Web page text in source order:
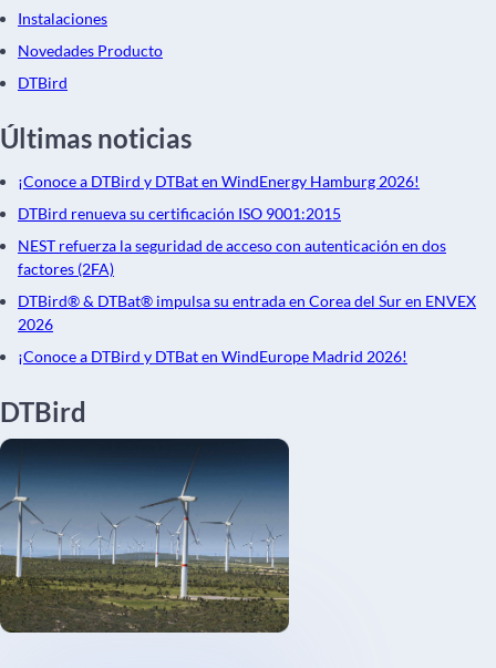
Instalaciones
Novedades Producto
DTBird
Últimas noticias
¡Conoce a DTBird y DTBat en WindEnergy Hamburg 2026!
DTBird renueva su certificación ISO 9001:2015
NEST refuerza la seguridad de acceso con autenticación en dos
factores (2FA)
DTBird® & DTBat® impulsa su entrada en Corea del Sur en ENVEX
2026
¡Conoce a DTBird y DTBat en WindEurope Madrid 2026!
DTBird